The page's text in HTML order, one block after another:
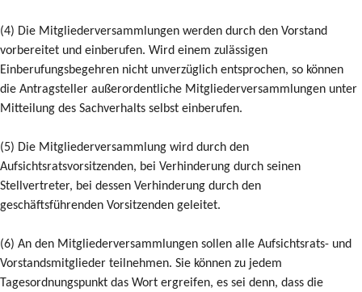
(4) Die Mitgliederversammlungen werden durch den Vorstand
vorbereitet und einberufen. Wird einem zulässigen
Einberufungsbegehren nicht unverzüglich entsprochen, so können
die Antragsteller außerordentliche Mitgliederversammlungen unter
Mitteilung des Sachverhalts selbst einberufen.
(5) Die Mitgliederversammlung wird durch den
Aufsichtsratsvorsitzenden, bei Verhinderung durch seinen
Stellvertreter, bei dessen Verhinderung durch den
geschäftsführenden Vorsitzenden geleitet.
(6) An den Mitgliederversammlungen sollen alle Aufsichtsrats- und
Vorstandsmitglieder teilnehmen. Sie können zu jedem
Tagesordnungspunkt das Wort ergreifen, es sei denn, dass die